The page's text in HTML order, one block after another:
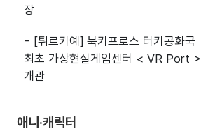
장
- [튀르키예] 북키프로스 터키공화국
최초 가상현실게임센터 < VR Port >
개관
애니·캐릭터